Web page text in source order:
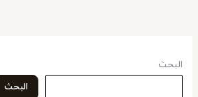
البحث
البحث